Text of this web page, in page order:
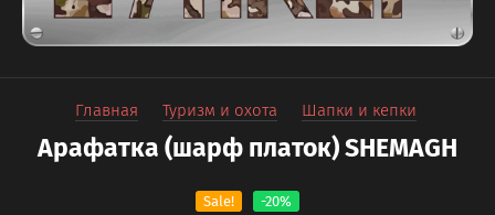
Главная Туризм и охота Шапки и кепки
Арафатка (шарф платок) SHEMAGH
Sale! -20%